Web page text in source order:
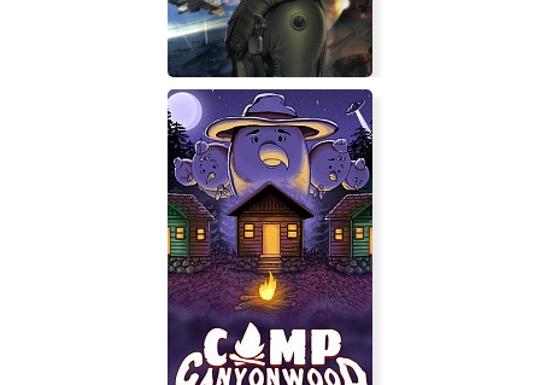
AirForce: Delta Strike